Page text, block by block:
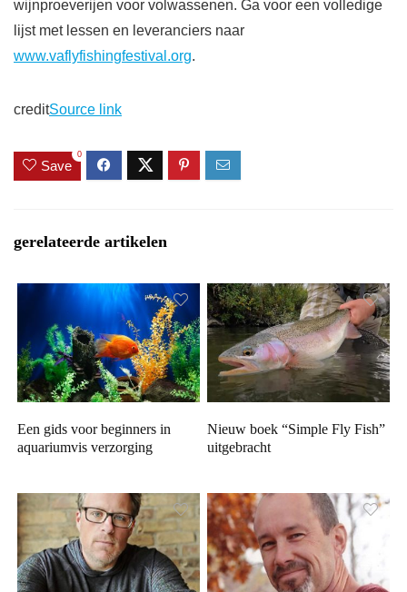
wijnproeverijen voor volwassenen. Ga voor een volledige
lijst met lessen en leveranciers naar
www.vaflyfishingfestival.org.
creditSource link
Save
0
gerelateerde artikelen
Een gids voor beginners in
aquariumvis verzorging
Nieuw boek “Simple Fly Fish”
uitgebracht